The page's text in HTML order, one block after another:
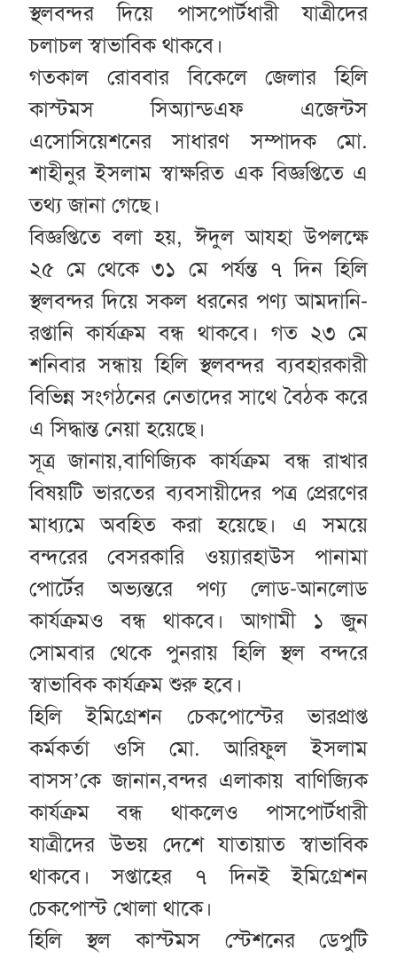
স্থলবন্দর দিয়ে পাসপোর্টধারী যাত্রীদের
চলাচল স্বাভাবিক থাকবে।
গতকাল রোববার বিকেলে জেলার হিলি
কাস্টমস সিঅ্যান্ডএফ এজেন্টস
এসোসিয়েশনের সাধারণ সম্পাদক মো.
শাহীনুর ইসলাম স্বাক্ষরিত এক বিজ্ঞপ্তিতে এ
তথ্য জানা গেছে।
বিজ্ঞপ্তিতে বলা হয়, ঈদুল আযহা উপলক্ষে
২৫ মে থেকে ৩১ মে পর্যন্ত ৭ দিন হিলি
স্থলবন্দর দিয়ে সকল ধরনের পণ্য আমদানি-
রপ্তানি কার্যক্রম বন্ধ থাকবে। গত ২৩ মে
শনিবার সন্ধায় হিলি স্থলবন্দর ব্যবহারকারী
বিভিন্ন সংগঠনের নেতাদের সাথে বৈঠক করে
এ সিদ্ধান্ত নেয়া হয়েছে।
সূত্র জানায়,বাণিজ্যিক কার্যক্রম বন্ধ রাখার
বিষয়টি ভারতের ব্যবসায়ীদের পত্র প্রেরণের
মাধ্যমে অবহিত করা হয়েছে। এ সময়ে
বন্দরের বেসরকারি ওয়্যারহাউস পানামা
পোর্টের অভ্যন্তরে পণ্য লোড-আনলোড
কার্যক্রমও বন্ধ থাকবে। আগামী ১ জুন
সোমবার থেকে পুনরায় হিলি স্থল বন্দরে
স্বাভাবিক কার্যক্রম শুরু হবে।
হিলি ইমিগ্রেশন চেকপোস্টের ভারপ্রাপ্ত
কর্মকর্তা ওসি মো. আরিফুল ইসলাম
বাসস’কে জানান,বন্দর এলাকায় বাণিজ্যিক
কার্যক্রম বন্ধ থাকলেও পাসপোর্টধারী
যাত্রীদের উভয় দেশে যাতায়াত স্বাভাবিক
থাকবে। সপ্তাহের ৭ দিনই ইমিগ্রেশন
চেকপোস্ট খোলা থাকে।
হিলি স্থল কাস্টমস স্টেশনের ডেপুটি